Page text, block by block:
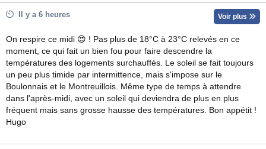
Il y a 6 heures Voir plus
On respire ce midi 😍 ! Pas plus de 18°C à 23°C relevés en ce
moment, ce qui fait un bien fou pour faire descendre la
températures des logements surchauffés. Le soleil se fait toujours
un peu plus timide par intermittence, mais s'impose sur le
Boulonnais et le Montreuillois. Même type de temps à attendre
dans l'après-midi, avec un soleil qui deviendra de plus en plus
fréquent mais sans grosse hausse des températures. Bon appétit !
Hugo